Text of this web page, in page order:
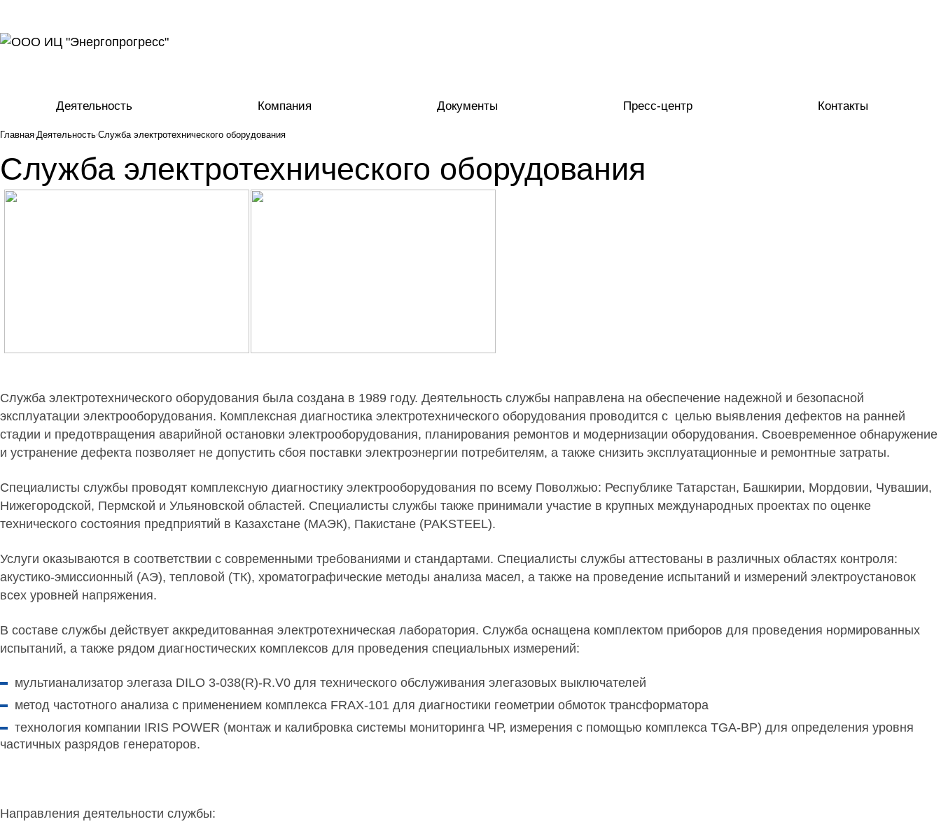
Деятельность Компания Документы Пресс-центр Контакты
Главная Деятельность Служба электротехнического оборудования
Служба электротехнического оборудования
Служба электротехнического оборудования была создана в 1989 году. Деятельность службы направлена на обеспечение надежной и безопасной
эксплуатации электрооборудования. Комплексная диагностика электротехнического оборудования проводится с целью выявления дефектов на ранней
стадии и предотвращения аварийной остановки электрооборудования, планирования ремонтов и модернизации оборудования. Своевременное обнаружение
и устранение дефекта позволяет не допустить сбоя поставки электроэнергии потребителям, а также снизить эксплуатационные и ремонтные затраты.
Специалисты службы проводят комплексную диагностику электрооборудования по всему Поволжью: Республике Татарстан, Башкирии, Мордовии, Чувашии,
Нижегородской, Пермской и Ульяновской областей. Специалисты службы также принимали участие в крупных международных проектах по оценке
технического состояния предприятий в Казахстане (МАЭК), Пакистане (PAKSTEEL).
Услуги оказываются в соответствии с современными требованиями и стандартами. Специалисты службы аттестованы в различных областях контроля:
акустико-эмиссионный (АЭ), тепловой (ТК), хроматографические методы анализа масел, а также на проведение испытаний и измерений электроустановок
всех уровней напряжения.
В составе службы действует аккредитованная электротехническая лаборатория. Служба оснащена комплектом приборов для проведения нормированных
испытаний, а также рядом диагностических комплексов для проведения специальных измерений:
мультианализатор элегаза DILO 3-038(R)-R.V0 для технического обслуживания элегазовых выключателей
метод частотного анализа с применением комплекса FRAX-101 для диагностики геометрии обмоток трансформатора
технология компании IRIS POWER (монтаж и калибровка системы мониторинга ЧР, измерения с помощью комплекса TGA-BP) для определения уровня
частичных разрядов генераторов.
Направления деятельности службы: